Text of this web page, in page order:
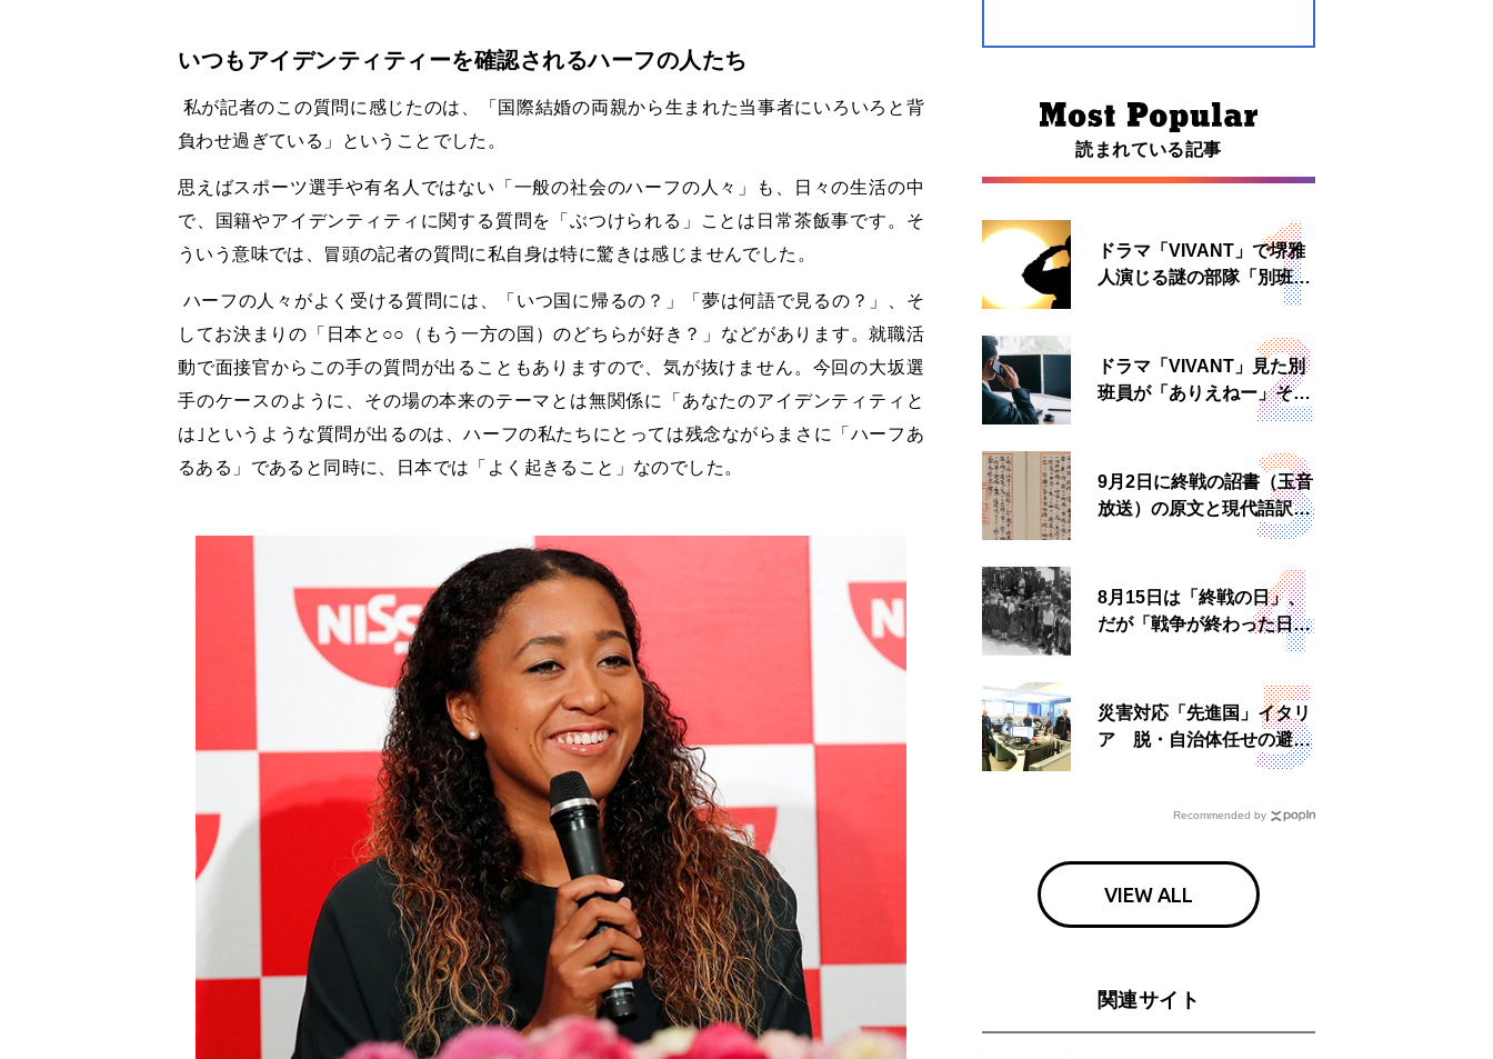
いつもアイデンティティーを確認されるハーフの人たち
私が記者のこの質問に感じたのは、「国際結婚の両親から生まれた当事者にいろいろと背
負わせ過ぎている」ということでした。
思えばスポーツ選手や有名人ではない「一般の社会のハーフの人々」も、日々の生活の中
で、国籍やアイデンティティに関する質問を「ぶつけられる」ことは日常茶飯事です。そ
ういう意味では、冒頭の記者の質問に私自身は特に驚きは感じませんでした。
ハーフの人々がよく受ける質問には、「いつ国に帰るの？」「夢は何語で見るの？」、そ
してお決まりの「日本と○○（もう一方の国）のどちらが好き？」などがあります。就職活
動で面接官からこの手の質問が出ることもありますので、気が抜けません。今回の大坂選
手のケースのように、その場の本来のテーマとは無関係に「あなたのアイデンティティと
は｣というような質問が出るのは、ハーフの私たちにとっては残念ながらまさに「ハーフあ
るある」であると同時に、日本では「よく起きること」なのでした。
読まれている記事
ドラマ「VIVANT」で堺雅
人演じる謎の部隊「別班」
は実在する？内情知る人物
ドラマ「VIVANT」見た別
班員が「ありえねー」その
理由とは 非公然組織ゆえ
9月2日に終戦の詔書（玉音
放送）の原文と現代語訳を
読む もう一つの「終戦の
8月15日は「終戦の日」、
だが「戦争が終わった日」
災害対応「先進国」イタリ
ア 脱・自治体任せの避難
所運営、被災者への温かい
Recommended by
VIEW ALL
関連サイト